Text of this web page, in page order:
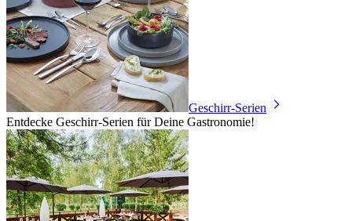
Geschirr-Serien
Entdecke Geschirr-Serien für Deine Gastronomie!